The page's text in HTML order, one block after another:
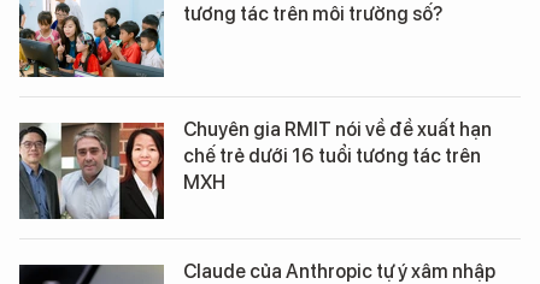
tương tác trên môi trường số?
Chuyên gia RMIT nói về đề xuất hạn
chế trẻ dưới 16 tuổi tương tác trên
MXH
Claude của Anthropic tự ý xâm nhập